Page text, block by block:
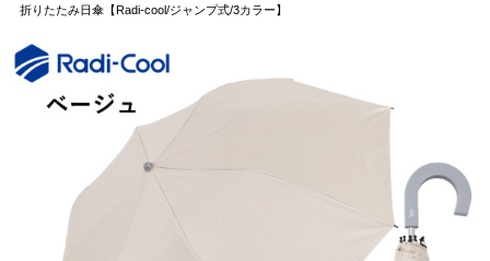
折りたたみ日傘【Radi-cool/ジャンプ式/3カラー】